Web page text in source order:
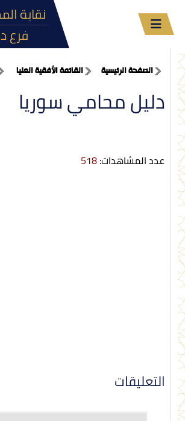
فرع
الصفحة الرئيسية القائمة الأفقية العليا
دليل محامي سوريا
عدد المشاهدات:518
التعليقات